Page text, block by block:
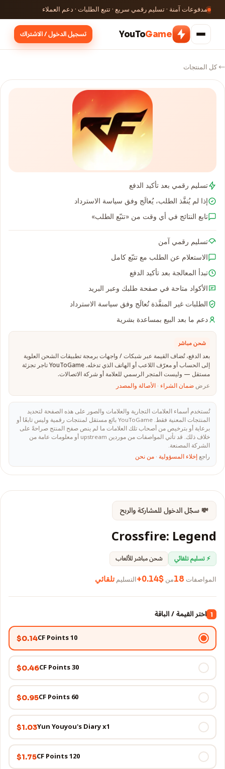
مدفوعات آمنة · تسليم رقمي سريع · تتبع الطلبات · دعم العملاء
YouToGame تسجيل الدخول / الاشتراك
← كل المنتجات
تسليم رقمي بعد تأكيد الدفع
إذا لم يُنفَّذ الطلب، يُعالَج وفق سياسة الاسترداد
تابع النتائج في أي وقت من «تتبّع الطلب»
تسليم رقمي آمن
الاستعلام عن الطلب مع تتبّع كامل
تبدأ المعالجة بعد تأكيد الدفع
الأكواد متاحة في صفحة طلبك وعبر البريد
الطلبات غير المنفَّذة تُعالَج وفق سياسة الاسترداد
دعم ما بعد البيع بمساعدة بشرية
شحن مباشر
بعد الدفع، تُضاف القيمة عبر شبكات / واجهات برمجة تطبيقات الشحن العلوية
إلى الحساب أو معرّف اللاعب أو الهاتف الذي تدخله. YouToGame تاجر تجزئة
مستقل — وليست المتجر الرسمي للعلامة أو شركة الاتصالات.
عرضضمان الشراء ·الأصالة والمصدر
تُستخدم أسماء العلامات التجارية والعلامات والصور على هذه الصفحة لتحديد
المنتجات المعنية فقط. YouToGame بائع مستقل لمنتجات رقمية وليس تابعًا أو
برعاية أو بترخيص من أصحاب تلك العلامات ما لم ينص صفح المنتج صراحةً على
خلاف ذلك. قد تأتي المواصفات من موردين upstream أو معلومات عامة من
الشركة المصنعة.
راجعإخلاء المسؤولية·من نحن
💸 سجّل الدخول للمشاركة والربح
Crossfire: Legend
⚡ تسليم تلقائي شحن مباشر للألعاب
المواصفات 18من $0.14+ التسليمتلقائي
1 اختر القيمة / الباقة
10 CF Points
$0.14
30 CF Points
$0.46
60 CF Points
$0.95
Yun Youyou's Diary x1
$1.03
120 CF Points
$1.75